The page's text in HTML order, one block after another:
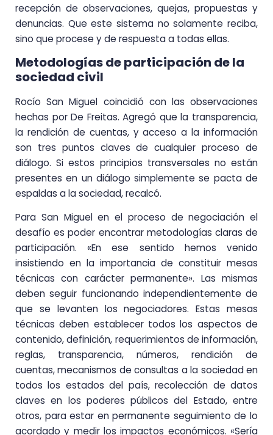
recepción de observaciones, quejas, propuestas y
denuncias. Que este sistema no solamente reciba,
sino que procese y de respuesta a todas ellas.
Metodologías de participación de la
sociedad civil
Rocío San Miguel coincidió con las observaciones
hechas por De Freitas. Agregó que la transparencia,
la rendición de cuentas, y acceso a la información
son tres puntos claves de cualquier proceso de
diálogo. Si estos principios transversales no están
presentes en un diálogo simplemente se pacta de
espaldas a la sociedad, recalcó.
Para San Miguel en el proceso de negociación el
desafío es poder encontrar metodologías claras de
participación. «En ese sentido hemos venido
insistiendo en la importancia de constituir mesas
técnicas con carácter permanente». Las mismas
deben seguir funcionando independientemente de
que se levanten los negociadores. Estas mesas
técnicas deben establecer todos los aspectos de
contenido, definición, requerimientos de información,
reglas, transparencia, números, rendición de
cuentas, mecanismos de consultas a la sociedad en
todos los estados del país, recolección de datos
claves en los poderes públicos del Estado, entre
otros, para estar en permanente seguimiento de lo
acordado y medir los impactos económicos. «Sería